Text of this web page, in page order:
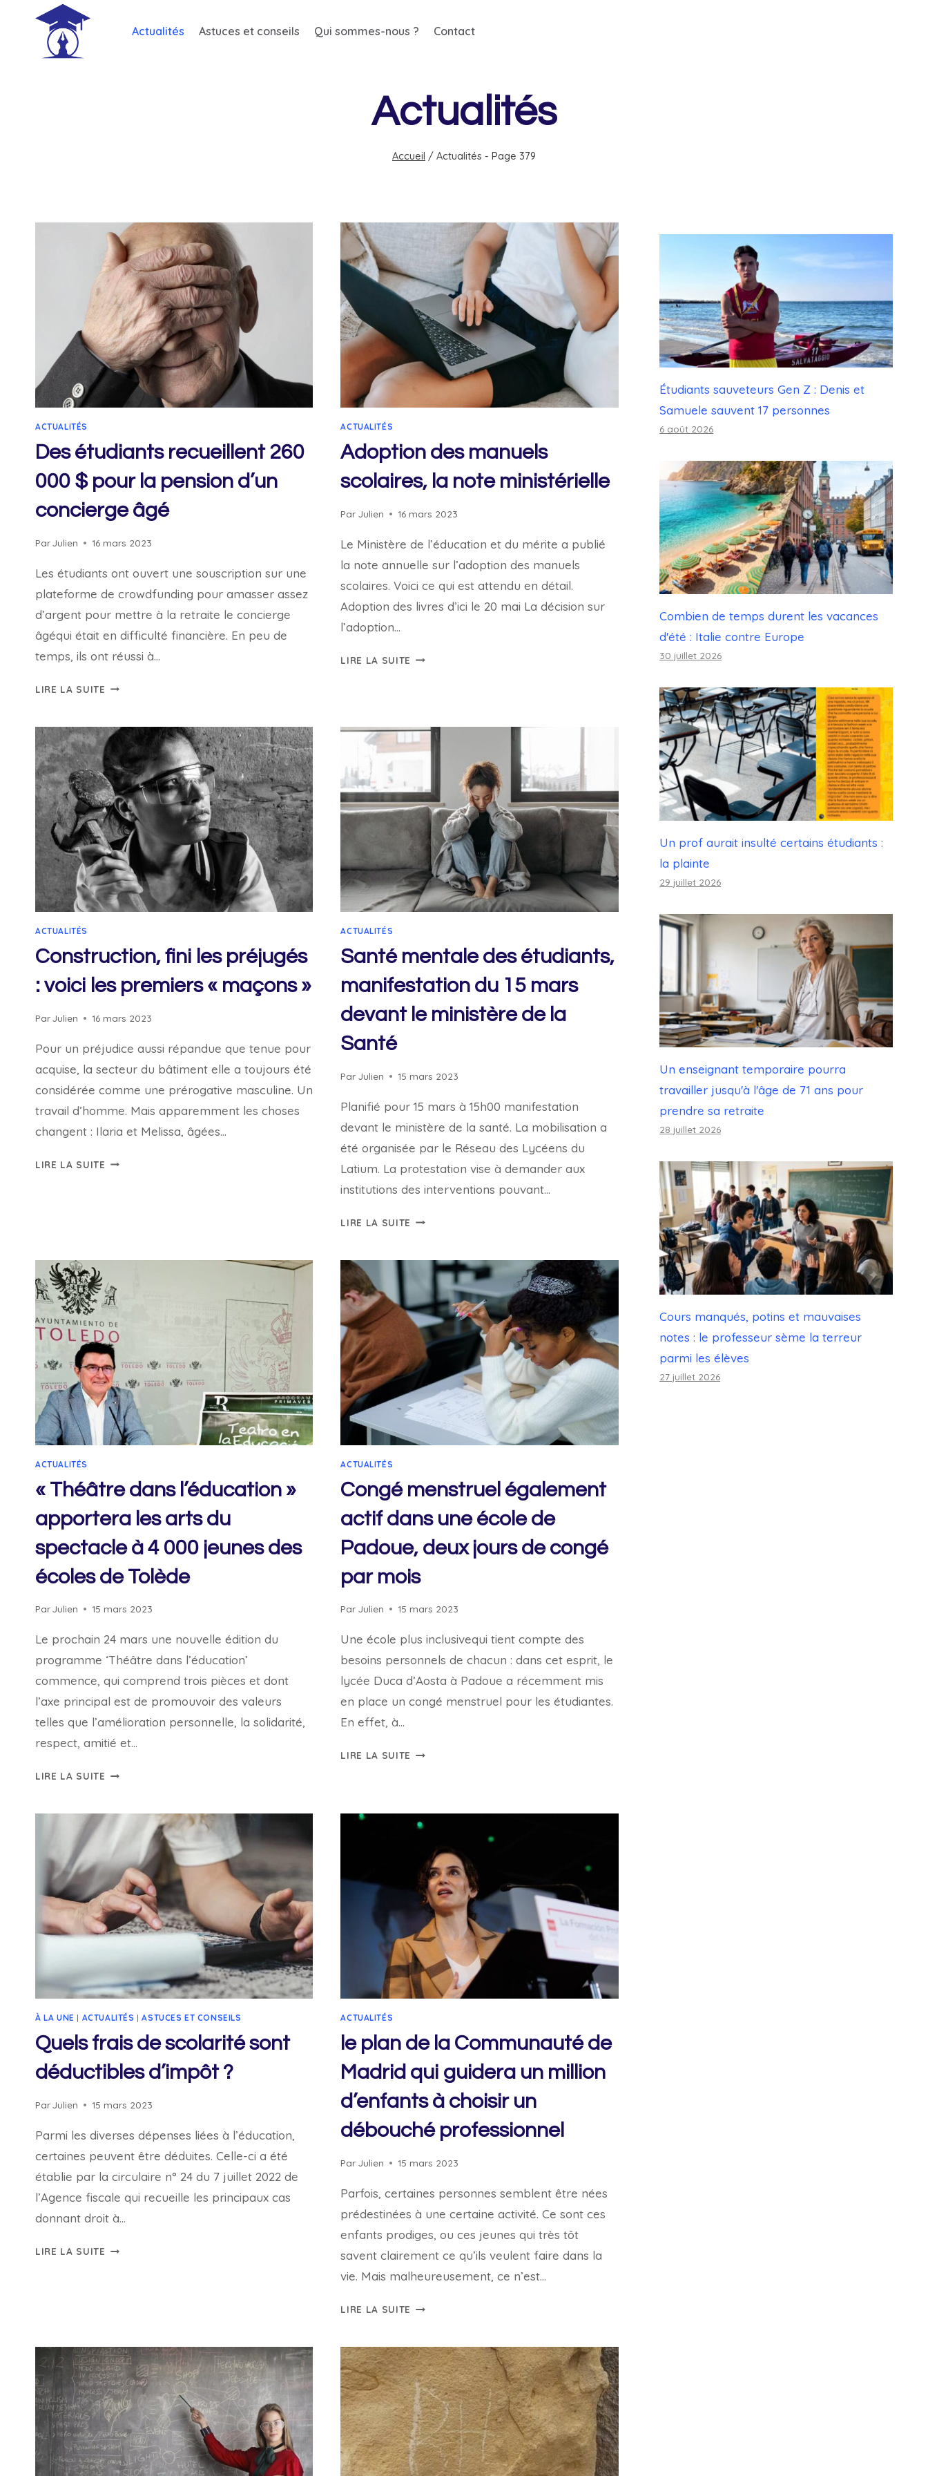
Actualités Astuces et conseils Qui sommes-nous ? Contact
Actualités
Accueil / Actualités - Page 379
ACTUALITÉS
Des étudiants recueillent 260
000 $ pour la pension d’un
concierge âgé
ParJulien 16 mars 2023
Les étudiants ont ouvert une souscription sur une
plateforme de crowdfunding pour amasser assez
d’argent pour mettre à la retraite le concierge
âgéqui était en difficulté financière. En peu de
temps, ils ont réussi à…
LIRE LA SUITE DES
260
000
$
POUR
LA
PENSION
D’UN
CONCIERGE
ÂGÉ
ACTUALITÉS
Adoption des manuels
scolaires, la note ministérielle
Par Julien 16 mars 2023
Le Ministère de l’éducation et du mérite a publié
la note annuelle sur l’adoption des manuels
scolaires. Voici ce qui est attendu en détail.
Adoption des livres d’ici le 20 mai La décision sur
l’adoption…
LIRE LA SUITE ADOPTION
NOTE
ACTUALITÉS
Construction, fini les préjugés
: voici les premiers « maçons »
ParJulien 16 mars 2023
Pour un préjudice aussi répandue que tenue pour
acquise, la secteur du bâtiment elle a toujours été
considérée comme une prérogative masculine. Un
travail d’homme. Mais apparemment les choses
changent : Ilaria et Melissa, âgées…
LIRE LA SUITE CONSTRUCTION,
LES
« MAÇONS »
ACTUALITÉS
Santé mentale des étudiants,
manifestation du 15 mars
devant le ministère de la
Santé
Par Julien 15 mars 2023
Planifié pour 15 mars à 15h00 manifestation
devant le ministère de la santé. La mobilisation a
été organisée par le Réseau des Lycéens du
Latium. La protestation vise à demander aux
institutions des interventions pouvant…
LIRE LA SUITE SANTÉ
ÉTUDIANTS,
MANIFESTATION
DU
15
MARS
DEVANT
LE
MINISTÈRE
DE
LA
ACTUALITÉS
« Théâtre dans l’éducation »
apportera les arts du
spectacle à 4 000 jeunes des
écoles de Tolède
ParJulien 15 mars 2023
Le prochain 24 mars une nouvelle édition du
programme ‘Théâtre dans l’éducation’
commence, qui comprend trois pièces et dont
l’axe principal est de promouvoir des valeurs
telles que l’amélioration personnelle, la solidarité,
respect, amitié et…
LIRE LA SUITE « THÉÂTRE
APPORTERA
LES
ARTS
DU
SPECTACLE
À
4
000
ÉCOLES
TOLÈDE
ACTUALITÉS
Congé menstruel également
actif dans une école de
Padoue, deux jours de congé
par mois
Par Julien 15 mars 2023
Une école plus inclusivequi tient compte des
besoins personnels de chacun : dans cet esprit, le
lycée Duca d’Aosta à Padoue a récemment mis
en place un congé menstruel pour les étudiantes.
En effet, à…
LIRE LA SUITE CONGÉ
ÉCOLE
PADOUE,
DEUX
JOURS
DE
CONGÉ
PAR
MOIS
À LA UNE | ACTUALITÉS |ASTUCES ET CONSEILS
Quels frais de scolarité sont
déductibles d’impôt ?
ParJulien 15 mars 2023
Parmi les diverses dépenses liées à l’éducation,
certaines peuvent être déduites. Celle-ci a été
établie par la circulaire n° 24 du 7 juillet 2022 de
l’Agence fiscale qui recueille les principaux cas
donnant droit à…
LIRE LA SUITE QUELS
D’IMPÔT
?
ACTUALITÉS
le plan de la Communauté de
Madrid qui guidera un million
d’enfants à choisir un
débouché professionnel
Par Julien 15 mars 2023
Parfois, certaines personnes semblent être nées
prédestinées à une certaine activité. Ce sont ces
enfants prodiges, ou ces jeunes qui très tôt
savent clairement ce qu’ils veulent faire dans la
vie. Mais malheureusement, ce n’est…
LIRE LA SUITE
LA
COMMUNAUTÉ
DE
MADRID
QUI
GUIDERA
UN
MILLION
Étudiants sauveteurs Gen Z : Denis et
Samuele sauvent 17 personnes
6 août 2026
Combien de temps durent les vacances
d'été : Italie contre Europe
30 juillet 2026
Un prof aurait insulté certains étudiants :
la plainte
29 juillet 2026
Un enseignant temporaire pourra
travailler jusqu'à l'âge de 71 ans pour
prendre sa retraite
28 juillet 2026
Cours manqués, potins et mauvaises
notes : le professeur sème la terreur
parmi les élèves
27 juillet 2026